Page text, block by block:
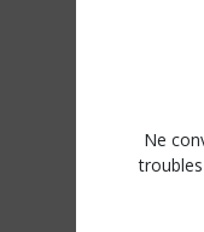
Ne
AIO Aspire
Pack de 5